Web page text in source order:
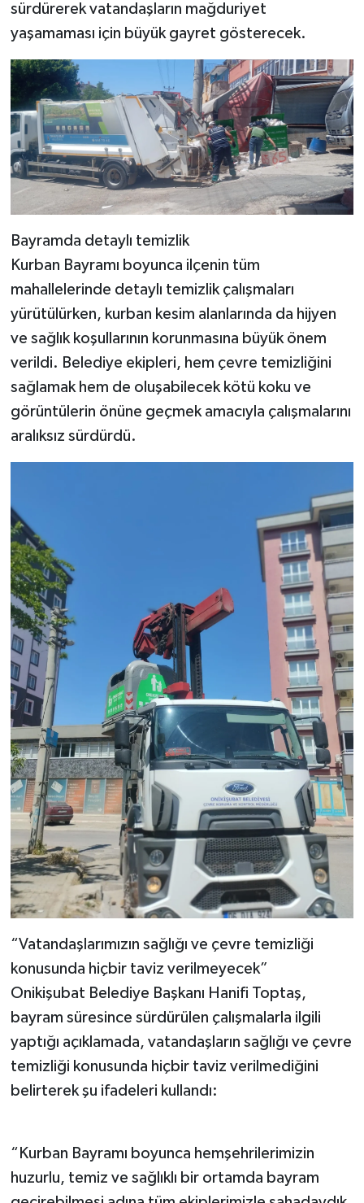
sürdürerek vatandaşların mağduriyet
yaşamaması için büyük gayret gösterecek.
Bayramda detaylı temizlik
Kurban Bayramı boyunca ilçenin tüm
mahallelerinde detaylı temizlik çalışmaları
yürütülürken, kurban kesim alanlarında da hijyen
ve sağlık koşullarının korunmasına büyük önem
verildi. Belediye ekipleri, hem çevre temizliğini
sağlamak hem de oluşabilecek kötü koku ve
görüntülerin önüne geçmek amacıyla çalışmalarını
aralıksız sürdürdü.
“Vatandaşlarımızın sağlığı ve çevre temizliği
konusunda hiçbir taviz verilmeyecek”
Onikişubat Belediye Başkanı Hanifi Toptaş,
bayram süresince sürdürülen çalışmalarla ilgili
yaptığı açıklamada, vatandaşların sağlığı ve çevre
temizliği konusunda hiçbir taviz verilmediğini
belirterek şu ifadeleri kullandı:
“Kurban Bayramı boyunca hemşehrilerimizin
huzurlu, temiz ve sağlıklı bir ortamda bayram